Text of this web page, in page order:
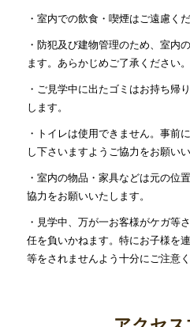
・室内での飲食・喫煙はご遠慮くだ
・防犯及び建物管理のため、室内
ます。あらかじめご了承ください。
・ご見学中に出たゴミはお持ち帰
します。
・トイレは使用できません。事前
し下さいますようご協力をお願いい
・室内の物品・家具などは元の位
協力をお願いいたします。
・見学中、万が一お客様がケガ等
任を負いかねます。特にお子様を
等をされませんよう十分にご注意く